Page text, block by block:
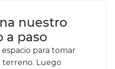
nuestro
a paso
para tomar
terreno. Luego